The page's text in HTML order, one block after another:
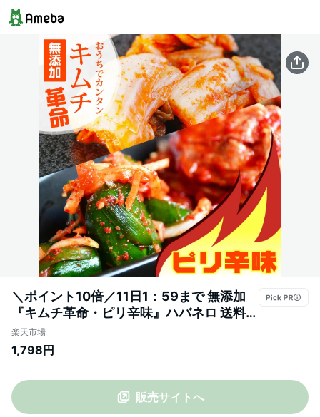
＼ポイント10倍／11日1：59まで 無添加
『キムチ革命・ピリ辛味』ハバネロ 送料無
料 お家で手作り キムチ 無添加【メール便
対応1通1個まで】 樽の味 国産 乳酸菌 発酵
唐辛子味噌 簡単 に キムチ が作れる カクテ
ギの素
楽天市場
1,798円
販売サイトへ